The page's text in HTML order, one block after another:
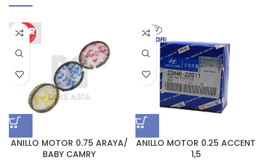
ANILLO MOTOR 0.75 ARAYA/
BABY CAMRY
ANILLO MOTOR 0.25 ACCENT
1,5